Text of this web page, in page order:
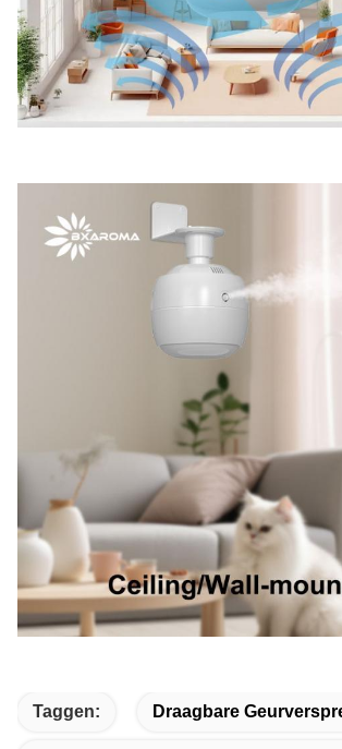
Taggen: Draagbare